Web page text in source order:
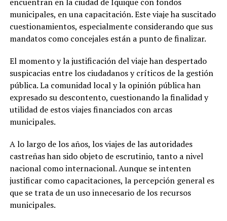
municipales, en una capacitación. Este viaje ha suscitado
cuestionamientos, especialmente considerando que sus
mandatos como concejales están a punto de finalizar.
El momento y la justificación del viaje han despertado
suspicacias entre los ciudadanos y críticos de la gestión
pública. La comunidad local y la opinión pública han
expresado su descontento, cuestionando la finalidad y
utilidad de estos viajes financiados con arcas
municipales.
A lo largo de los años, los viajes de las autoridades
castreñas han sido objeto de escrutinio, tanto a nivel
nacional como internacional. Aunque se intenten
justificar como capacitaciones, la percepción general es
que se trata de un uso innecesario de los recursos
municipales.